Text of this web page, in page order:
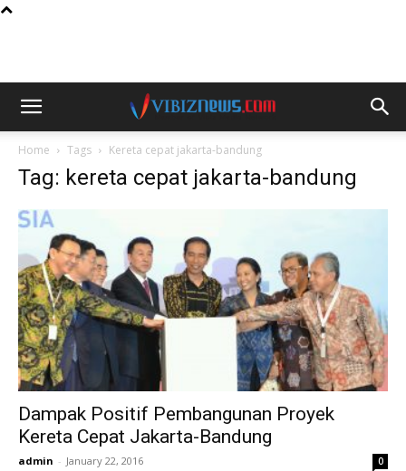
Home Tags Kereta cepat jakarta-bandung
Tag: kereta cepat jakarta-bandung
Dampak Positif Pembangunan Proyek
Kereta Cepat Jakarta-Bandung
admin - January 22, 2016 0